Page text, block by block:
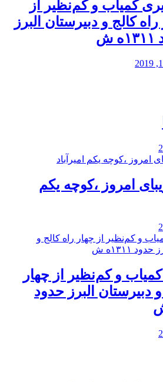
کمیاب و کم‌نظیر از
كالج و دبيرستان البرز
امروز ،کوچه یکم
و کم‌نظیر از چهار
دبيرستان البرز حدود